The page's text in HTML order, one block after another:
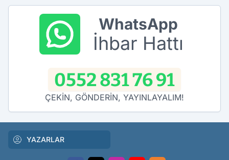
WhatsApp
İhbar Hattı
0552 831 76 91
ÇEKİN, GÖNDERİN, YAYINLAYALIM!
YAZARLAR